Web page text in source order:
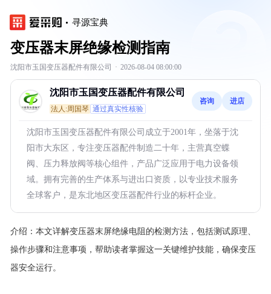
寻源宝典
变压器末屏绝缘检测指南
沈阳市玉国变压器配件有限公司 · 2026-08-04 08:00:00
沈阳市玉国变压器配件有限公司
法人:周国琴 通过真实性核验
咨询 进店
沈阳市玉国变压器配件有限公司成立于2001年，坐落于沈
阳市大东区，专注变压器配件制造二十年，主营真空蝶
阀、压力释放阀等核心组件，产品广泛应用于电力设备领
域。拥有完善的生产体系与进出口资质，以专业技术服务
全球客户，是东北地区变压器配件行业的标杆企业。
介绍： 本文详解变压器末屏绝缘电阻的检测方法，包括测试原理、
操作步骤和注意事项，帮助读者掌握这一关键维护技能，确保变压
器安全运行。